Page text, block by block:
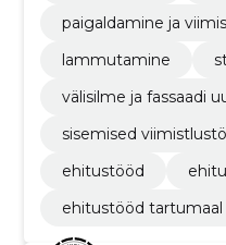
paigaldamine ja
lammutamine
välisilme ja fassaadi
sisemised
ehitustööd
ehitustööd tartumaal